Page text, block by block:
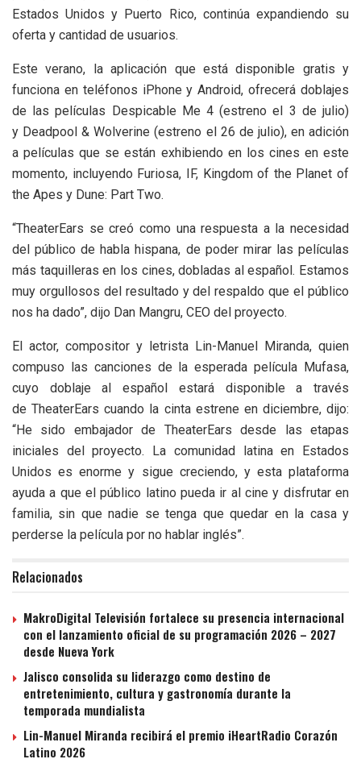
Estados Unidos y Puerto Rico, continúa expandiendo su
oferta y cantidad de usuarios.
Este verano, la aplicación que está disponible gratis y
funciona en teléfonos iPhone y Android, ofrecerá doblajes
de las películas Despicable Me 4 (estreno el 3 de julio)
y Deadpool & Wolverine (estreno el 26 de julio), en adición
a películas que se están exhibiendo en los cines en este
momento, incluyendo Furiosa, IF, Kingdom of the Planet of
the Apes y Dune: Part Two.
“TheaterEars se creó como una respuesta a la necesidad
del público de habla hispana, de poder mirar las películas
más taquilleras en los cines, dobladas al español. Estamos
muy orgullosos del resultado y del respaldo que el público
nos ha dado”, dijo Dan Mangru, CEO del proyecto.
El actor, compositor y letrista Lin-Manuel Miranda, quien
compuso las canciones de la esperada película Mufasa,
cuyo doblaje al español estará disponible a través
de TheaterEars cuando la cinta estrene en diciembre, dijo:
“He sido embajador de TheaterEars desde las etapas
iniciales del proyecto. La comunidad latina en Estados
Unidos es enorme y sigue creciendo, y esta plataforma
ayuda a que el público latino pueda ir al cine y disfrutar en
familia, sin que nadie se tenga que quedar en la casa y
perderse la película por no hablar inglés”.
Relacionados
MakroDigital Televisión fortalece su presencia internacional
con el lanzamiento oficial de su programación 2026 – 2027
desde Nueva York
Jalisco consolida su liderazgo como destino de
entretenimiento, cultura y gastronomía durante la
temporada mundialista
Lin-Manuel Miranda recibirá el premio iHeartRadio Corazón
Latino 2026